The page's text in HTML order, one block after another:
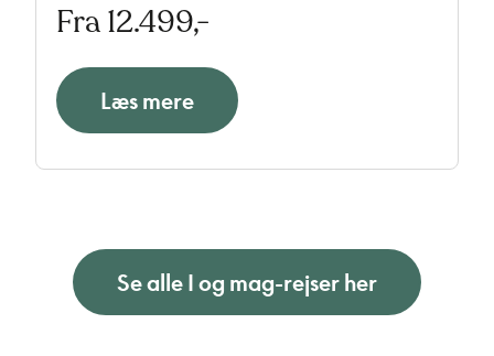
bugtede og naturskønne Mosel samt den
det populære 4-stjernede skib MS Leonora.
Fra 12.499,-
Læs mere
Se alle I og mag-rejser her